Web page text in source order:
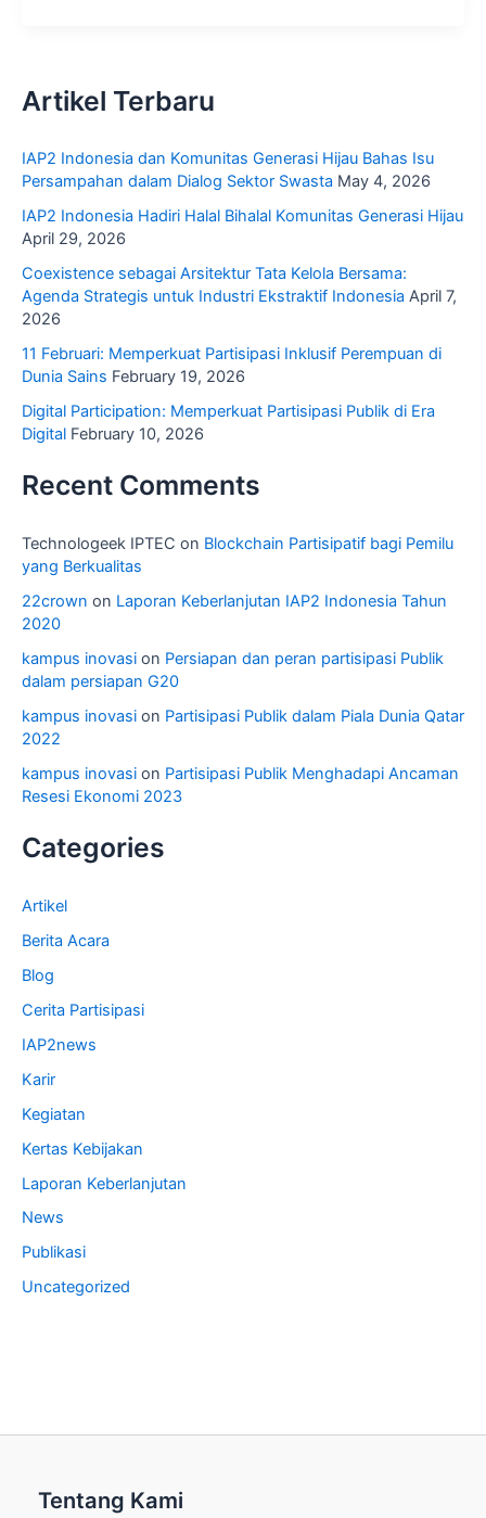
Artikel Terbaru
IAP2 Indonesia dan Komunitas Generasi Hijau Bahas Isu
Persampahan dalam Dialog Sektor Swasta May 4, 2026
IAP2 Indonesia Hadiri Halal Bihalal Komunitas Generasi Hijau
April 29, 2026
Coexistence sebagai Arsitektur Tata Kelola Bersama:
Agenda Strategis untuk Industri Ekstraktif Indonesia April 7,
2026
11 Februari: Memperkuat Partisipasi Inklusif Perempuan di
Dunia Sains February 19, 2026
Digital Participation: Memperkuat Partisipasi Publik di Era
Digital February 10, 2026
Recent Comments
Technologeek IPTEC on Blockchain Partisipatif bagi Pemilu
yang Berkualitas
22crown on Laporan Keberlanjutan IAP2 Indonesia Tahun
2020
kampus inovasi on Persiapan dan peran partisipasi Publik
dalam persiapan G20
kampus inovasi on Partisipasi Publik dalam Piala Dunia Qatar
2022
kampus inovasi on Partisipasi Publik Menghadapi Ancaman
Resesi Ekonomi 2023
Categories
Artikel
Berita Acara
Blog
Cerita Partisipasi
IAP2news
Karir
Kegiatan
Kertas Kebijakan
Laporan Keberlanjutan
News
Publikasi
Uncategorized
Tentang Kami